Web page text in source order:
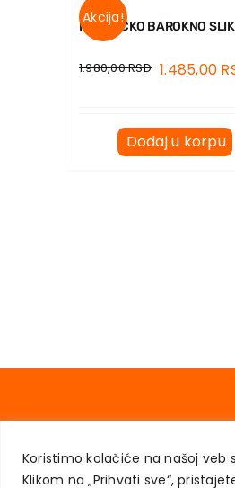
Koristimo kolačiće na našoj
Klikom na „Prihvati sve“,
Akcija!
KATOLIČKO BAROKNO
1.980,00RSD 1.485,00
Dodaj u korpu